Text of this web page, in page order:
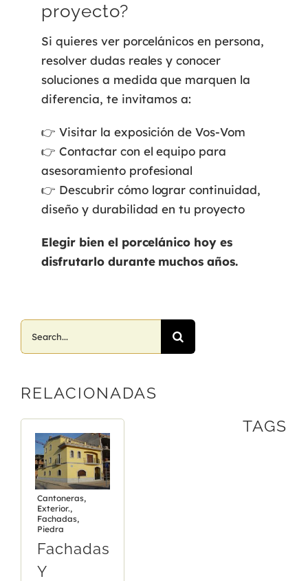
proyecto?
Si quieres ver porcelánicos en persona,
resolver dudas reales y conocer
soluciones a medida que marquen la
diferencia, te invitamos a:
👉 Visitar la exposición de Vos-Vom
👉 Contactar con el equipo para
asesoramiento profesional
👉 Descubrir cómo lograr continuidad,
diseño y durabilidad en tu proyecto
Elegir bien el porcelánico hoy es
disfrutarlo durante muchos años.
Search
for:
RELACIONADAS
Cantoneras,
Exterior.,
Fachadas,
Piedra
Fachadas
Y
TAGS